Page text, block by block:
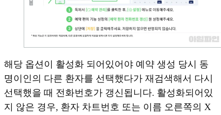
해당 옵션이 활성화 되어있어야 예약 생성 당시 동
명이인의 다른 환자를 선택했다가 재검색해서 다시
선택했을 때 전화번호가 갱신됩니다. 활성화되어있
지 않은 경우, 환자 차트번호 또는 이름 오른쪽의 X